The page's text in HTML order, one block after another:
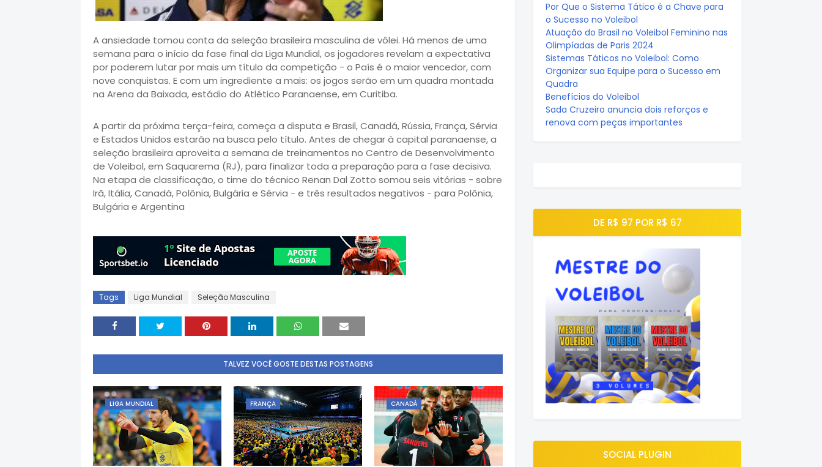
A ansiedade tomou conta da seleção brasileira masculina de vôlei. Há menos de uma
semana para o início da fase final da Liga Mundial, os jogadores revelam a expectativa
por poderem lutar por mais um título da competição - o País é o maior vencedor, com
nove conquistas. E com um ingrediente a mais: os jogos serão em um quadra montada
na Arena da Baixada, estádio do Atlético Paranaense, em Curitiba.
A partir da próxima terça-feira, começa a disputa e Brasil, Canadá, Rússia, França, Sérvia
e Estados Unidos estarão na busca pelo título. Antes de chegar à capital paranaense, a
seleção brasileira aproveita a semana de treinamentos no Centro de Desenvolvimento
de Voleibol, em Saquarema (RJ), para finalizar toda a preparação para a fase decisiva.
Na etapa de classificação, o time do técnico Renan Dal Zotto somou seis vitórias - sobre
Irã, Itália, Canadá, Polônia, Bulgária e Sérvia - e três resultados negativos - para Polônia,
Bulgária e Argentina
Tags Liga Mundial Seleção Masculina
TALVEZ VOCÊ GOSTE DESTAS POSTAGENS
LIGA MUNDIAL FRANÇA CANADÁ
Por Que o Sistema Tático é a Chave para
o Sucesso no Voleibol
Atuação do Brasil no Voleibol Feminino nas
Olimpíadas de Paris 2024
Sistemas Táticos no Voleibol: Como
Organizar sua Equipe para o Sucesso em
Quadra
Benefícios do Voleibol
Sada Cruzeiro anuncia dois reforços e
renova com peças importantes
DE R$ 97 POR R$ 67
SOCIAL PLUGIN